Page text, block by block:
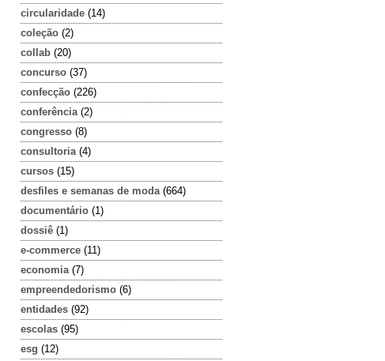
circularidade (14)
coleção (2)
collab (20)
concurso (37)
confecção (226)
conferência (2)
congresso (8)
consultoria (4)
cursos (15)
desfiles e semanas de moda (664)
documentário (1)
dossiê (1)
e-commerce (11)
economia (7)
empreendedorismo (6)
entidades (92)
escolas (95)
esg (12)